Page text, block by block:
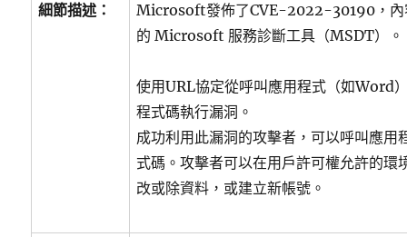
細節描述：
Microsoft發佈了CVE-2022-30190，內
的 Microsoft 服務診斷工具（MSDT）。
使用URL協定從呼叫應用程式（如Word
程式碼執行漏洞。
成功利用此漏洞的攻擊者，可以呼叫應用
式碼。攻擊者可以在用戶許可權允許的環
改或除資料，或建立新帳號。